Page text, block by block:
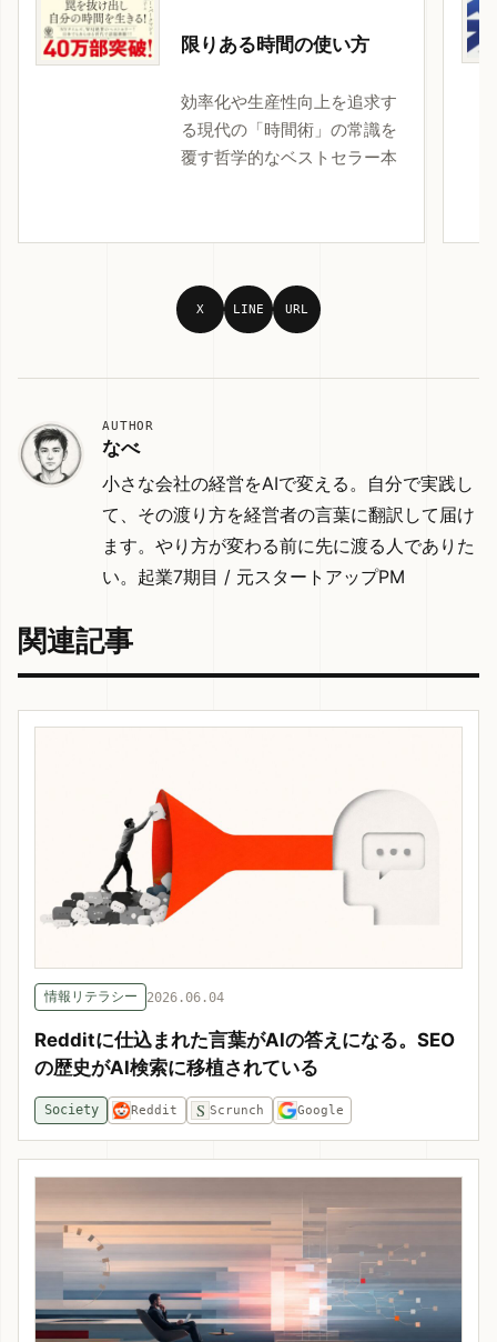
限りある時間の使い方
効率化や生産性向上を追求す
る現代の「時間術」の常識を
覆す哲学的なベストセラー本
X LINE URL
AUTHOR
なべ
小さな会社の経営をAIで変える。自分で実践し
て、その渡り方を経営者の言葉に翻訳して届け
ます。やり方が変わる前に先に渡る人でありた
い。起業7期目 / 元スタートアップPM
関連記事
情報リテラシー 2026.06.04
Redditに仕込まれた言葉がAIの答えになる。SEO
の歴史がAI検索に移植されている
Society Reddit S Scrunch Google